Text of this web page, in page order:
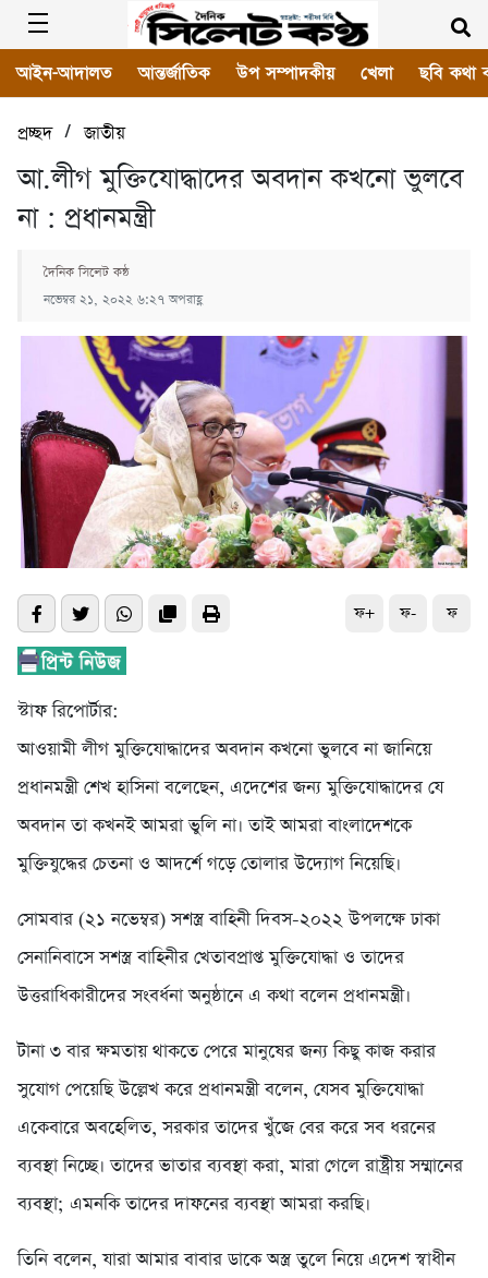
আইন-আদালত আন্তর্জাতিক উপ সম্পাদকীয় খেলা ছবি কথা
প্রচ্ছদ/জাতীয়
আ.লীগ মুক্তিযোদ্ধাদের অবদান কখনো ভুলবে
না : প্রধানমন্ত্রী
দৈনিক সিলেট কন্ঠ
নভেম্বর ২১, ২০২২ ৬:২৭ অপরাহ্ণ
ফ+ ফ- ফ
স্টাফ রিপোর্টার:
আওয়ামী লীগ মুক্তিযোদ্ধাদের অবদান কখনো ভুলবে না জানিয়ে
প্রধানমন্ত্রী শেখ হাসিনা বলেছেন, এদেশের জন্য মুক্তিযোদ্ধাদের যে
অবদান তা কখনই আমরা ভুলি না। তাই আমরা বাংলাদেশকে
মুক্তিযুদ্ধের চেতনা ও আদর্শে গড়ে তোলার উদ্যোগ নিয়েছি।
সোমবার (২১ নভেম্বর) সশস্ত্র বাহিনী দিবস-২০২২ উপলক্ষে ঢাকা
সেনানিবাসে সশস্ত্র বাহিনীর খেতাবপ্রাপ্ত মুক্তিযোদ্ধা ও তাদের
উত্তরাধিকারীদের সংবর্ধনা অনুষ্ঠানে এ কথা বলেন প্রধানমন্ত্রী।
টানা ৩ বার ক্ষমতায় থাকতে পেরে মানুষের জন্য কিছু কাজ করার
সুযোগ পেয়েছি উল্লেখ করে প্রধানমন্ত্রী বলেন, যেসব মুক্তিযোদ্ধা
একেবারে অবহেলিত, সরকার তাদের খুঁজে বের করে সব ধরনের
ব্যবস্থা নিচ্ছে। তাদের ভাতার ব্যবস্থা করা, মারা গেলে রাষ্ট্রীয় সম্মানের
ব্যবস্থা; এমনকি তাদের দাফনের ব্যবস্থা আমরা করছি।
তিনি বলেন, যারা আমার বাবার ডাকে অস্ত্র তুলে নিয়ে এদেশ স্বাধীন